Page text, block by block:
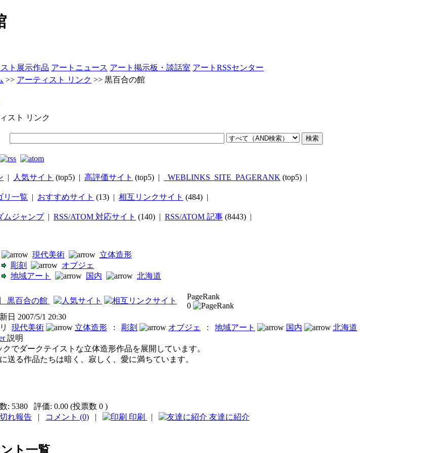
ト展示作品 アートニュース アート掲示板・談話室 アートRSSセンター
>> アーティスト リンク >> 黒百合の館
スト リンク
| 人気サイト (top5) | 高評価サイト (top5) | _WEBLINKS_SITE_PAGERANK (top5) |
リ一覧 | おすすめサイト (13) | 相互リンクサイト (484) |
ムジャンプ| RSS/ATOM 対応サイト (140) | RSS/ATOM 記事 (8443) |
現代美術
立体造形
彫刻
オブジェ
地域アート 国内 北海道
黒百合の館
PageRank
0
日 2007/5/1 20:30
現代美術 立体造形 : 彫刻 オブジェ : 地域アート 国内
北海道
説明
クでダークテイストな立体造形作品を展開しています。
送る作品たちは暗く、寂しく、愛に満ちています。
: 5380 評価: 0.00 (投票数 0 )
れ報告 | コメント (0) | 印刷 | 友達に紹介
ト一覧